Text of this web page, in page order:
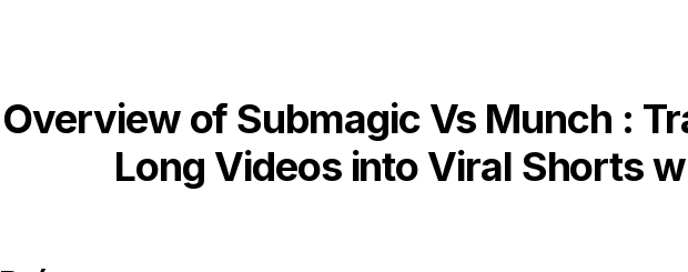
Overview of Submagic Vs Munch :
Long Videos into Viral Shorts